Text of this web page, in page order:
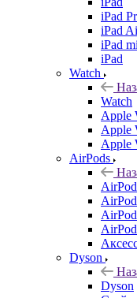
iPad
iPad
iPad
iPad
Watch
Watch
Apple
Apple
Apple
AirPods
Dyson
Dyson